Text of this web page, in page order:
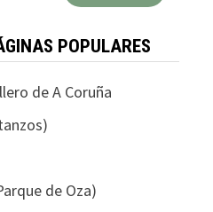
POPULARES
de A Coruña
de Oza)